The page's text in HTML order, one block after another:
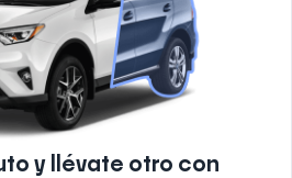
y llévate otro con